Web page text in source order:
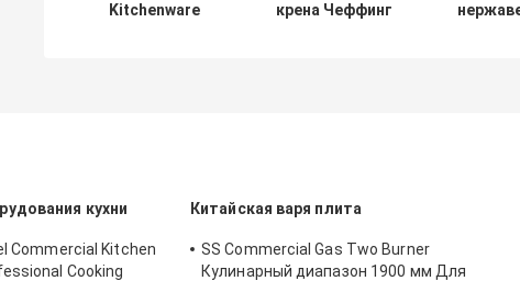
Kitchenware
крена Чеффинг
кухни
Commercial Kitchen
Cooking
Китайская варя плита
SS Commercial Gas Two Burner
Кулинарный диапазон 1900 мм Для